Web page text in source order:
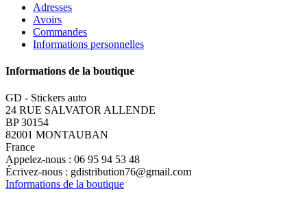
Adresses
Avoirs
Commandes
Informations personnelles
Informations de la boutique
GD - Stickers auto
24 RUE SALVATOR ALLENDE
BP 30154
82001 MONTAUBAN
France
Appelez-nous : 06 95 94 53 48
Écrivez-nous : gdistribution76@gmail.com
Informations de la boutique